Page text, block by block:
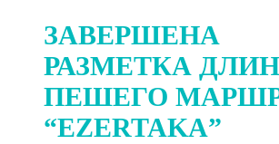
ЗАВЕРШЕНА
РАЗМЕТКА
ПЕШЕГО
“EZERTAKA”